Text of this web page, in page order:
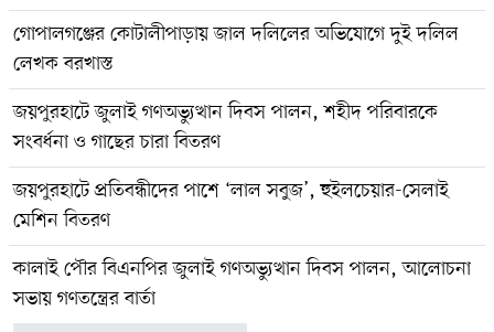
গোপালগঞ্জের কোটালীপাড়ায় জাল দলিলের অভিযোগে দুই দলিল
লেখক বরখাস্ত
জয়পুরহাটে জুলাই গণঅভ্যুত্থান দিবস পালন, শহীদ পরিবারকে
সংবর্ধনা ও গাছের চারা বিতরণ
জয়পুরহাটে প্রতিবন্ধীদের পাশে ‘লাল সবুজ’, হুইলচেয়ার-সেলাই
মেশিন বিতরণ
কালাই পৌর বিএনপির জুলাই গণঅভ্যুত্থান দিবস পালন, আলোচনা
সভায় গণতন্ত্রের বার্তা